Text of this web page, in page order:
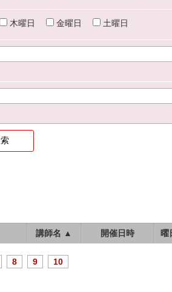
木曜日 金曜日 土曜日
講師名 ▲ 開催日時 曜
8 9 10